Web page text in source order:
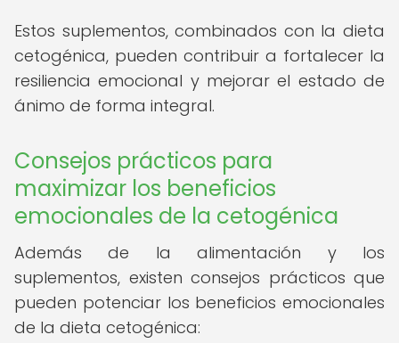
Estos suplementos, combinados con la dieta
cetogénica, pueden contribuir a fortalecer la
resiliencia emocional y mejorar el estado de
ánimo de forma integral.
Consejos prácticos para
maximizar los beneficios
emocionales de la cetogénica
Además de la alimentación y los
suplementos, existen consejos prácticos que
pueden potenciar los beneficios emocionales
de la dieta cetogénica: